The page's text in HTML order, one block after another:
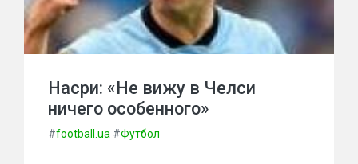
Насри: «Не вижу в Челси
ничего особенного»
#football.ua #Футбол